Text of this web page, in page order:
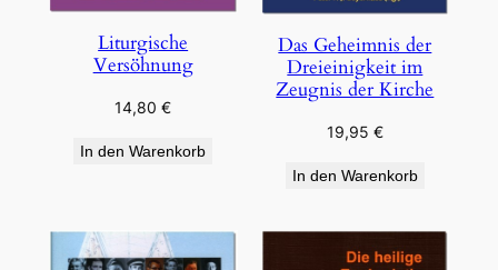
Liturgische
Versöhnung
14,80€
In den Warenkorb
Das Geheimnis der
Dreieinigkeit im
Zeugnis der Kirche
19,95 €
In den Warenkorb